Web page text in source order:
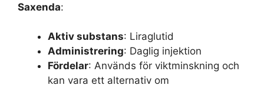
Saxenda:
Aktiv substans: Liraglutid
Administrering: Daglig injektion
Fördelar: Används för viktminskning och
kan vara ett alternativ om